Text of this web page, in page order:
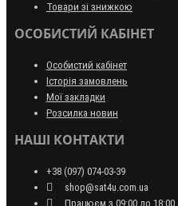
Товари зі знижкою
ОСОБИСТИЙ КАБІНЕТ
Особистий кабінет
Історія замовлень
Мої закладки
Розсилка новин
НАШІ КОНТАКТИ
+38 (097) 074-03-39
shop@sat4u.com.ua
Працюєм з 09:00 до 18:00